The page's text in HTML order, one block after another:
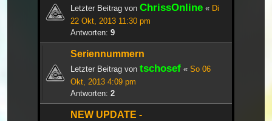
Letzter Beitrag von ChrissOnline « Di
22 Okt, 2013 11:30 pm
Antworten: 9
Seriennummern
Letzter Beitrag von tschosef « So 06
Okt, 2013 4:09 pm
Antworten: 2
NEW UPDATE -